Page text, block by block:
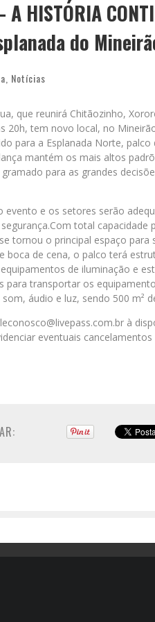
A HISTÓRIA
do
Notícias
que reunirá Chitãozinho,
20h, tem novo local, no
para a Esplanada Norte,
mantém os mais altos
para as grandes
evento e os setores serão
total
tornou o principal espaço
de cena, o palco terá
de iluminação e
para transportar os
áudio e luz, sendo 500 m²
à
eventuais